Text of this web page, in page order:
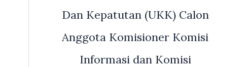
Dan Kepatutan (UKK) Calon
Anggota Komisioner Komisi
Informasi dan Komisi